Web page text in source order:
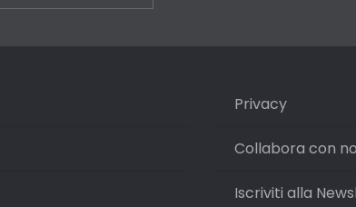
Privacy
Collabora con
Iscriviti alla